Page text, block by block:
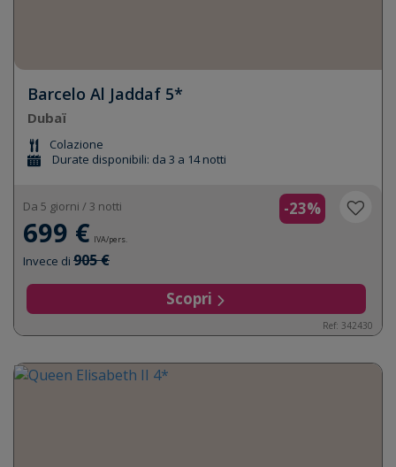
Barcelo Al Jaddaf 5*
Dubaï
Colazione
Durate disponibili: da 3 a 14 notti
-23%
Da 5 giorni / 3 notti
699 € IVA/pers.
Invece di 905 €
Scopri
Ref: 342430